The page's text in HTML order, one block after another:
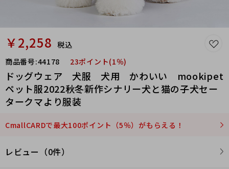
￥2,258 税込
商品番号:44178 23ポイント(1％)
ドッグウェア 犬服 犬用 かわいい mookipet
ペット服2022秋冬新作シナリー犬と猫の子犬セー
タークマより服装
CmallCARDで最大100ポイント（5％）がもらえる！
レビュー（0件）